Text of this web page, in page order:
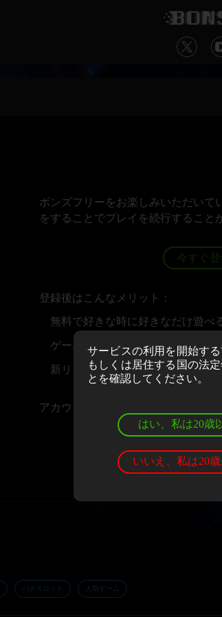
サービスの利用を開始する
もしくは居住する国の法
とを確認してください。
はい、私は20歳
いいえ、私は20歳
ボンズフリーをお楽しみいただいて
をすることでプレイを続行すること
今すぐ登
登録後はこんなメリット：
無料で好きな時に好きなだけ遊べ
ゲームの評価＆レビューを投稿で
新リリースや大会情報のニュース
アカウントお持ちの場合、
パチスロット 人気ゲーム